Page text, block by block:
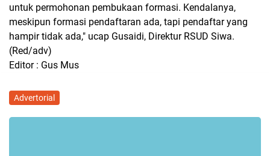
untuk permohonan pembukaan formasi. Kendalanya,
meskipun formasi pendaftaran ada, tapi pendaftar yang
hampir tidak ada," ucap Gusaidi, Direktur RSUD Siwa.
(Red/adv)
Editor : Gus Mus
Advertorial